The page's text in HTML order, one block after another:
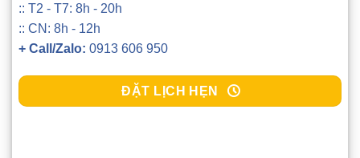
:: T2 - T7: 8h - 20h
:: CN: 8h - 12h
+ Call/Zalo: 0913 606 950
ĐẶT LỊCH HẸN